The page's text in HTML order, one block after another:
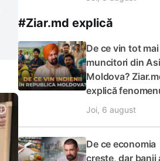
#Ziar.md explică
De ce vin tot
muncitori din
Moldova?
explică
Joi, 6 august
De ce economia
crește, dar banii